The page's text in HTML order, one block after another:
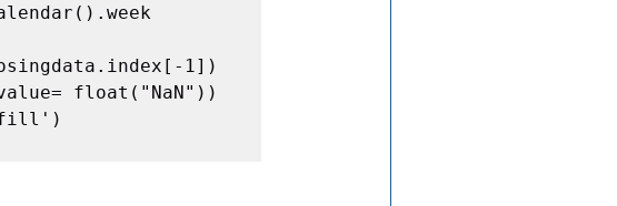
1])
float("NaN"))